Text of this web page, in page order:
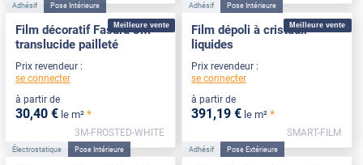
Meilleure vente
Adhésif Pose Intérieure
Film décoratif Fasara 3M
translucide pailleté
Prix revendeur :
se connecter
à partir de
30,40 € le m² *
3M-FROSTED-WHITE
Meilleure vente
Adhésif Pose Intérieure
Film dépoli à cristaux
liquides
Prix revendeur :
se connecter
à partir de
391,19 € le m² *
SMART-FILM
Électrostatique Pose Intérieure Adhésif Pose Extérieure